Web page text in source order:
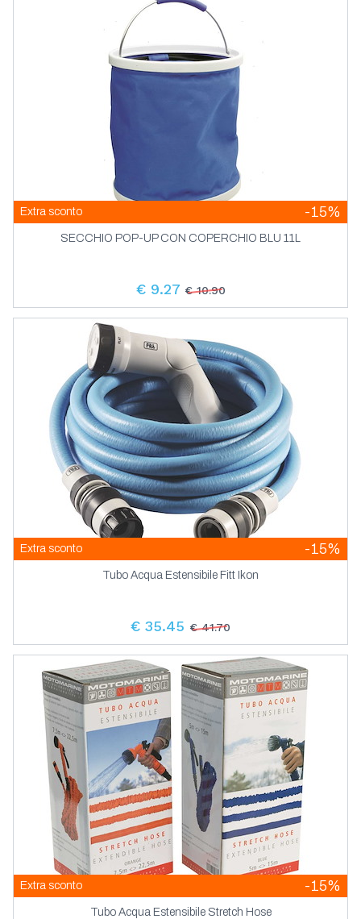
Extra sconto -15%
SECCHIO POP-UP CON COPERCHIO BLU 11L
€ 9.27 € 10.90
Extra sconto -15%
Tubo Acqua Estensibile Fitt Ikon
€ 35.45 € 41.70
Extra sconto -15%
Tubo Acqua Estensibile Stretch Hose